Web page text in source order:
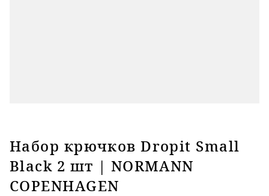
Набор крючков Dropit Small
Black 2 шт | NORMANN
COPENHAGEN